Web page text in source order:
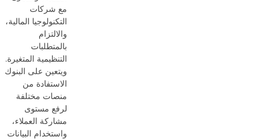
مع شركات
التكنولوجيا المالية،
والالتزام
بالمتطلبات
التنظيمية المتغيرة.
ويتعين على البنوك
الاستفادة من
منصات مختلفة
لرفع مستوى
مشاركة العملاء،
واستخدام البيانات